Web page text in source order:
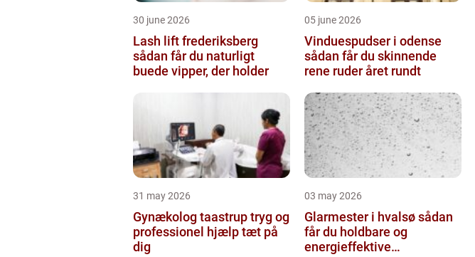
30 june 2026
Lash lift frederiksberg
sådan får du naturligt
buede vipper, der holder
05 june 2026
Vinduespudser i odense
sådan får du skinnende
rene ruder året rundt
31 may 2026
Gynækolog taastrup tryg og
professionel hjælp tæt på
dig
03 may 2026
Glarmester i hvalsø sådan
får du holdbare og
energieffektive